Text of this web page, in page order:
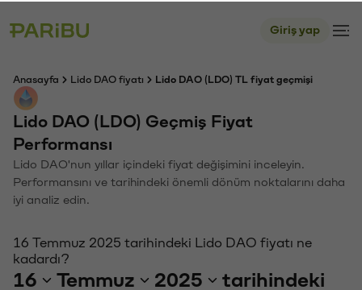
Giriş yap
Anasayfa Lido DAO fiyatı Lido DAO (LDO) TL fiyat geçmişi
Lido DAO (LDO) Geçmiş Fiyat
Performansı
Lido DAO'nun yıllar içindeki fiyat değişimini inceleyin.
Performansını ve tarihindeki önemli dönüm noktalarını daha
iyi analiz edin.
16 Temmuz 2025 tarihindeki Lido DAO fiyatı ne
kadardı?
16 Temmuz 2025
tarihindeki